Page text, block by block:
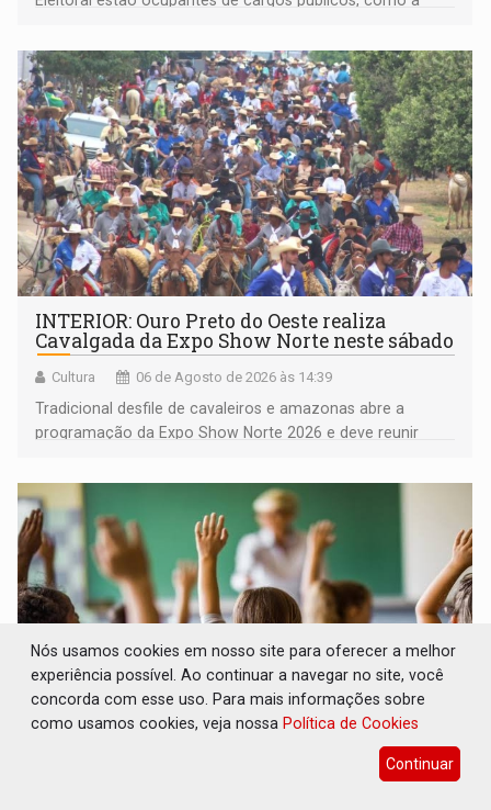
Pedro Geovar (PP) e a vice-prefeita Magna dos Anjos
(NOVO)
INTERIOR: Ouro Preto do Oeste realiza
Cavalgada da Expo Show Norte neste sábado
Cultura 06 de Agosto de 2026 às 14:39
Tradicional desfile de cavaleiros e amazonas abre a
programação da Expo Show Norte 2026 e deve reunir
DESENVOLVIMENTO: Ideb avança nos anos
Nós usamos cookies em nosso site para oferecer a melhor
experiência possível. Ao continuar a navegar no site, você
concorda com esse uso. Para mais informações sobre
como usamos cookies, veja nossa Política de Cookies
Continuar